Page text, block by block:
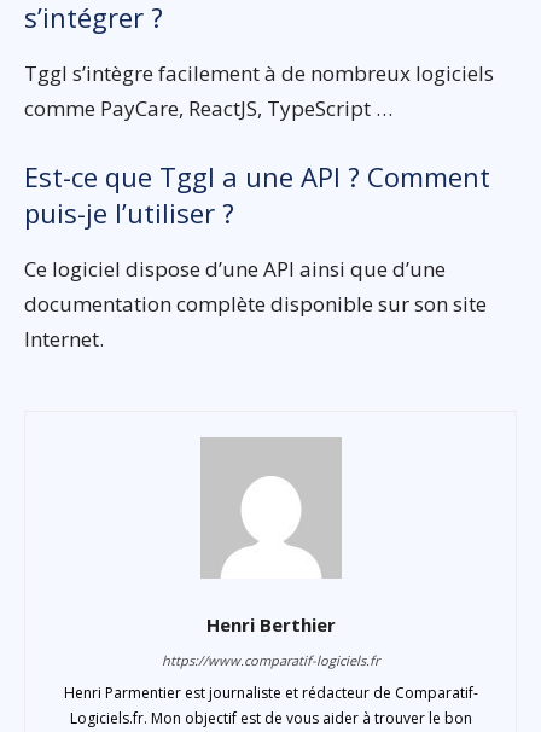
s’intégrer ?
Tggl s’intègre facilement à de nombreux logiciels
comme PayCare, ReactJS, TypeScript …
Est-ce que Tggl a une API ? Comment
puis-je l’utiliser ?
Ce logiciel dispose d’une API ainsi que d’une
documentation complète disponible sur son site
Internet.
Henri Berthier
https://www.comparatif-logiciels.fr
Henri Parmentier est journaliste et rédacteur de Comparatif-
Logiciels.fr. Mon objectif est de vous aider à trouver le bon